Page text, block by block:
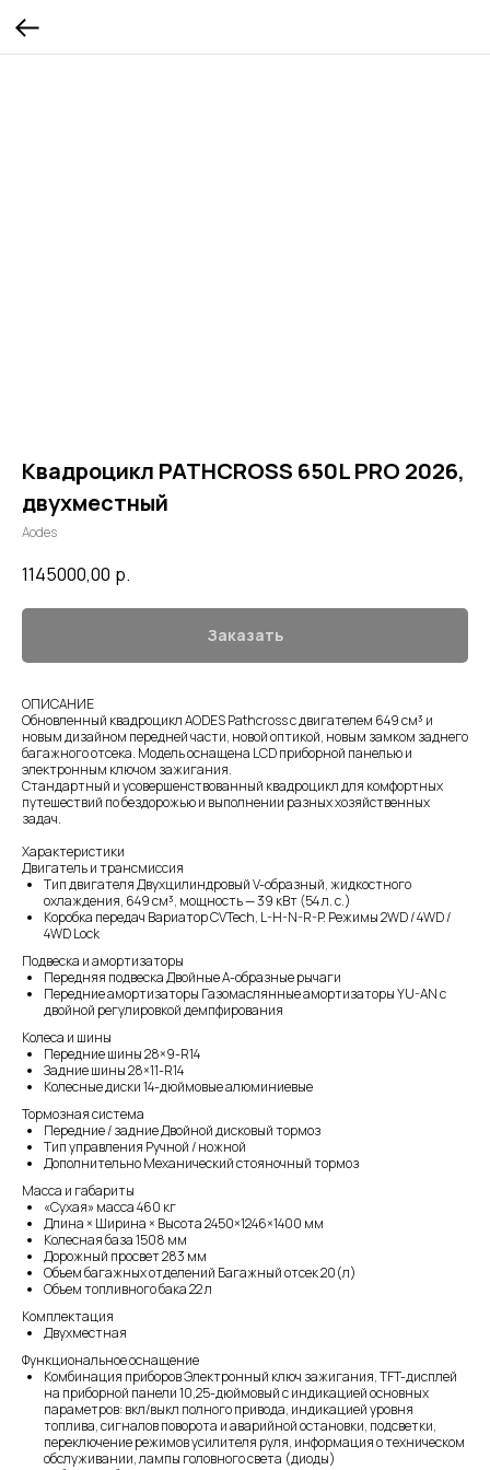
Квадроцикл PATHCROSS 650L PRO 2026,
двухместный
Aodes
1145000,00 р.
Заказать
ОПИСАНИЕ
Обновленный квадроцикл AODES Pathcross с двигателем 649 см³ и
новым дизайном передней части, новой оптикой, новым замком заднего
багажного отсека. Модель оснащена LCD приборной панелью и
электронным ключом зажигания.
Стандартный и усовершенствованный квадроцикл для комфортных
путешествий по бездорожью и выполнении разных хозяйственных
задач.
Характеристики
Двигатель и трансмиссия
Тип двигателя Двухцилиндровый V-образный, жидкостного
охлаждения, 649 см³, мощность — 39 кВт (54 л. с.)
Коробка передач Вариатор CVTech, L-H-N-R-P. Режимы 2WD / 4WD /
4WD Lock
Подвеска и амортизаторы
Передняя подвеска Двойные А-образные рычаги
Передние амортизаторы Газомаслянные амортизаторы YU-AN с
двойной регулировкой демпфирования
Колеса и шины
Передние шины 28×9-R14
Задние шины 28×11-R14
Колесные диски 14-дюймовые алюминиевые
Тормозная система
Передние / задние Двойной дисковый тормоз
Тип управления Ручной / ножной
Дополнительно Механический стояночный тормоз
Масса и габариты
«Сухая» масса 460 кг
Длина × Ширина × Высота 2450×1246×1400 мм
Колесная база 1508 мм
Дорожный просвет 283 мм
Объем багажных отделений Багажный отсек 20(л)
Объем топливного бака 22 л
Комплектация
Двухместная
Функциональное оснащение
Комбинация приборов Электронный ключ зажигания, TFT-дисплей
на приборной панели 10,25-дюймовый с индикацией основных
параметров: вкл/выкл полного привода, индикацией уровня
топлива, сигналов поворота и аварийной остановки, подсветки,
переключение режимов усилителя руля, информация о техническом
обслуживании, лампы головного света (диоды)